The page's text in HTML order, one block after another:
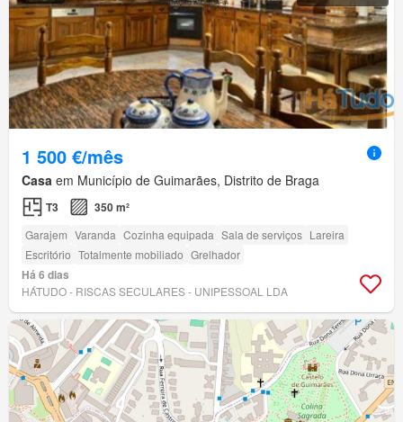
1 500 €/mês
Casa em Município de Guimarães, Distrito de Braga
T3 350 m²
Garajem Varanda Cozinha equipada Sala de serviços Lareira
Escritório Totalmente mobiliado Grelhador
Há 6 dias
HÁTUDO - RISCAS SECULARES - UNIPESSOAL LDA